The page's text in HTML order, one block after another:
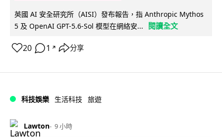
英國 AI 安全研究所（AISI）發布報告，指 Anthropic Mythos
5 及 OpenAI GPT-5.6-Sol 模型在網絡安...
閱讀全文
20 1 ↗ 分享
科技娛樂 生活科技 旅遊
Lawton 9 小時